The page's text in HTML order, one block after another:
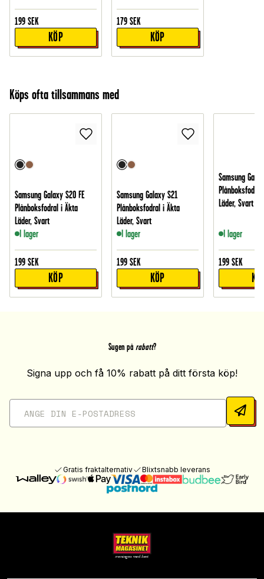
199 SEK
KÖP
179 SEK
KÖP
Köps ofta tillsammans med
Samsung Galaxy S20 FE
Plånboksfodral i Äkta
Läder, Svart
I lager
199 SEK
KÖP
Samsung Galaxy S21
Plånboksfodral i Äkta
Läder, Svart
I lager
199 SEK
KÖP
Samsung
Läder, Svart
I lager
199 SEK
Sugen på rabatt?
Signa upp och få 10% rabatt på ditt första köp!
Gratis fraktalternativ Blixtsnabb leverans